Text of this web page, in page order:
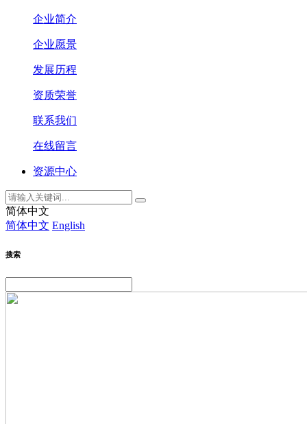
企业简介
企业愿景
发展历程
资质荣誉
联系我们
在线留言
资源中心
简体中文
简体中文 English
搜索